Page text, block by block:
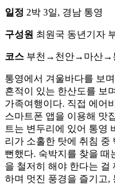
일정 2박 3일, 경남 통영
구성원 최원국 동년기자
코스 부천→천안→마산→
통영에서 겨울바다를 보
흔적이 있는 한산도를 보
가족여행이다. 직접 에어
스마트폰 앱을 이용해 맛
트는 변두리에 있어 통영
리가 소홀한 탓에 취침 중
뻔했다. 숙박지를 찾을 때
을 철저히 해야 한다는 걸
하며 멋진 풍경을 즐기고,